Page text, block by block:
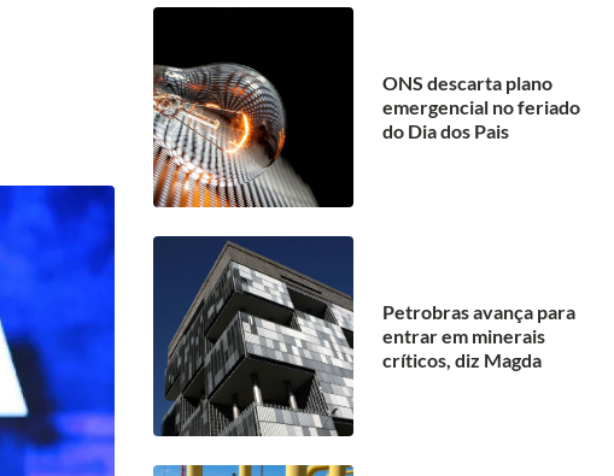
ONS descarta plano
emergencial no feriado
do Dia dos Pais
Petrobras avança para
entrar em minerais
críticos, diz Magda